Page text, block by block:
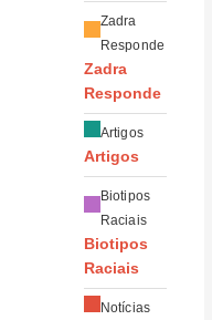
Zadra
Responde
Zadra
Responde
Artigos
Artigos
Biotipos
Raciais
Biotipos
Raciais
Notícias